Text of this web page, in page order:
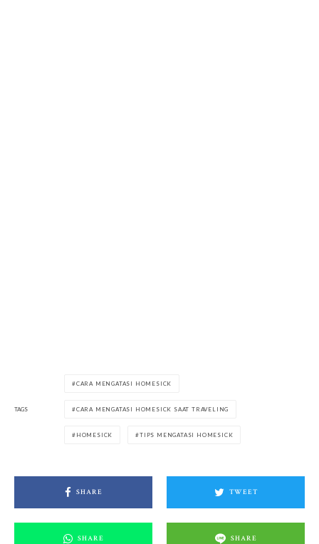
TAGS
CARA MENGATASI HOMESICK
CARA MENGATASI HOMESICK SAAT TRAVELING
HOMESICK TIPS MENGATASI HOMESICK
SHARE TWEET
SHARE SHARE